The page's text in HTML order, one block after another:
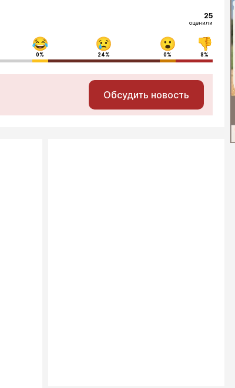
25
оценили
0% 24% 0% 8%
Обсудить новость